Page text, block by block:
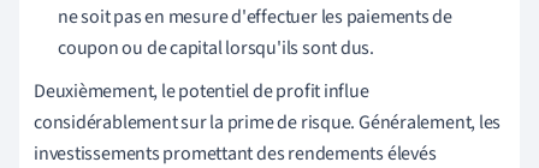
ne soit pas en mesure d'effectuer les paiements de
coupon ou de capital lorsqu'ils sont dus.
Deuxièmement, le potentiel de profit influe
considérablement sur la prime de risque. Généralement, les
investissements promettant des rendements élevés